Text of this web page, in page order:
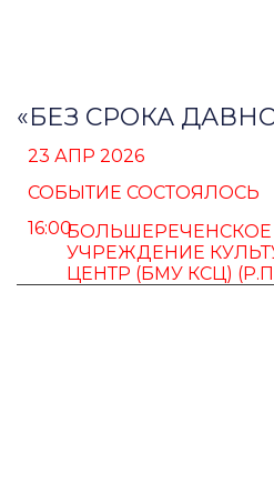
«БЕЗ СРОКА
23 АПР 2026
СОБЫТИЕ СОСТОЯЛОСЬ
16:00
УЧРЕЖДЕНИЕ
ЦЕНТР (БМУ КСЦ)